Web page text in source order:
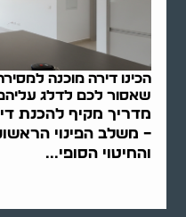
שאסור לכם לדלג
– משלב הפינוי
והחיטוי הסופי...